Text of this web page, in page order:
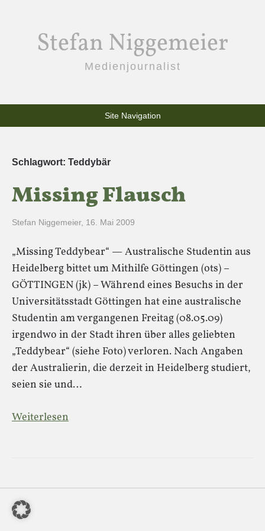
Stefan Niggemeier
Medienjournalist
Site Navigation
Schlagwort: Teddybär
Missing Flausch
Stefan Niggemeier, 16. Mai 2009
„Missing Teddybear“ — Australische Studentin aus
Heidelberg bittet um Mithilfe Göttingen (ots) –
GÖTTINGEN (jk) – Während eines Besuchs in der
Universitätsstadt Göttingen hat eine australische
Studentin am vergangenen Freitag (08.05.09)
irgendwo in der Stadt ihren über alles geliebten
„Teddybear“ (siehe Foto) verloren. Nach Angaben
der Australierin, die derzeit in Heidelberg studiert,
seien sie und…
Weiterlesen